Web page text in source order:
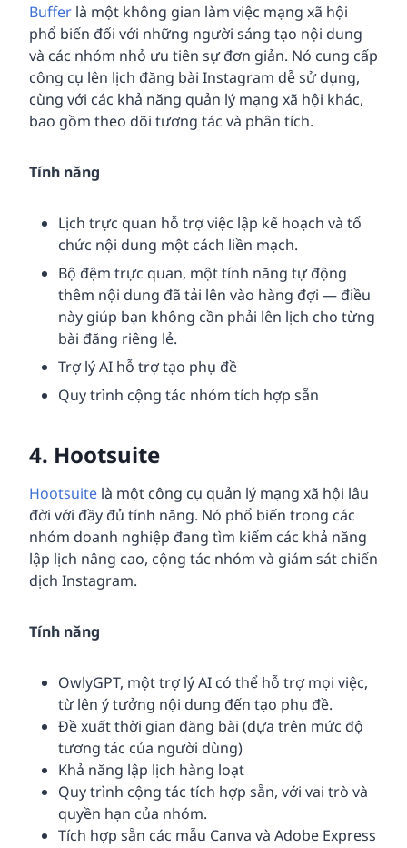
Buffer là một không gian làm việc mạng xã hội
phổ biến đối với những người sáng tạo nội dung
và các nhóm nhỏ ưu tiên sự đơn giản. Nó cung cấp
công cụ lên lịch đăng bài Instagram dễ sử dụng,
cùng với các khả năng quản lý mạng xã hội khác,
bao gồm theo dõi tương tác và phân tích.
Tính năng
Lịch trực quan hỗ trợ việc lập kế hoạch và tổ
chức nội dung một cách liền mạch.
Bộ đệm trực quan, một tính năng tự động
thêm nội dung đã tải lên vào hàng đợi — điều
này giúp bạn không cần phải lên lịch cho từng
bài đăng riêng lẻ.
Trợ lý AI hỗ trợ tạo phụ đề
Quy trình cộng tác nhóm tích hợp sẵn
4. Hootsuite
Hootsuite là một công cụ quản lý mạng xã hội lâu
đời với đầy đủ tính năng. Nó phổ biến trong các
nhóm doanh nghiệp đang tìm kiếm các khả năng
lập lịch nâng cao, cộng tác nhóm và giám sát chiến
dịch Instagram.
Tính năng
OwlyGPT, một trợ lý AI có thể hỗ trợ mọi việc,
từ lên ý tưởng nội dung đến tạo phụ đề.
Đề xuất thời gian đăng bài (dựa trên mức độ
tương tác của người dùng)
Khả năng lập lịch hàng loạt
Quy trình cộng tác tích hợp sẵn, với vai trò và
quyền hạn của nhóm.
Tích hợp sẵn các mẫu Canva và Adobe Express